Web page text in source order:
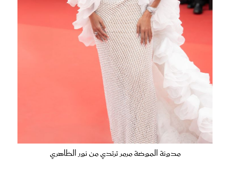
مدونة الموضة مرمر ترتدي من نور الظاهري